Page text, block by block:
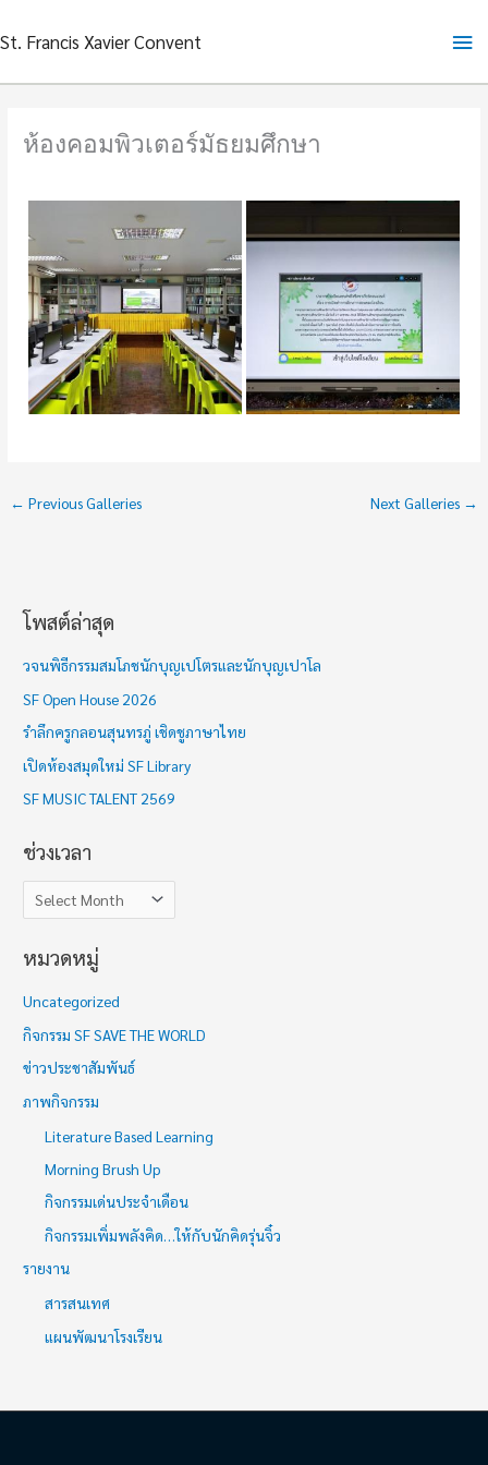
to
St. Francis Xavier Convent
ห้องคอมพิวเตอร์มัธยมศึกษา
← Previous Galleries Next Galleries →
โพสต์ล่าสุด
วจนพิธีกรรมสมโภชนักบุญเปโตรและนักบุญเปาโล
SF Open House 2026
รำลึกครูกลอนสุนทรภู่ เชิดชูภาษาไทย
เปิดห้องสมุดใหม่ SF Library
SF MUSIC TALENT 2569
ช่วงเวลา
ช่
ง
เ
ว
ล
า
หมวดหมู่
Uncategorized
กิจกรรม SF SAVE THE WORLD
ข่าวประชาสัมพันธ์
ภาพกิจกรรม
Literature Based Learning
Morning Brush Up
กิจกรรมเด่นประจำเดือน
กิจกรรมเพิ่มพลังคิด…ให้กับนักคิดรุ่นจิ๋ว
รายงาน
สารสนเทศ
แผนพัฒนาโรงเรียน